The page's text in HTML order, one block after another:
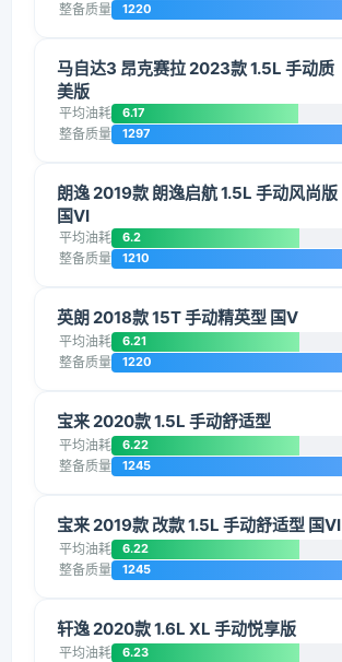
整备质量 1220
马自达3 昂克赛拉 2023款 1.5L 手动质
美版
平均油耗 6.17
整备质量 1297
朗逸 2019款 朗逸启航 1.5L 手动风尚版
国VI
平均油耗 6.2
整备质量 1210
英朗 2018款 15T 手动精英型 国V
平均油耗 6.21
整备质量 1220
宝来 2020款 1.5L 手动舒适型
平均油耗 6.22
整备质量 1245
宝来 2019款 改款 1.5L 手动舒适型 国VI
平均油耗 6.22
整备质量 1245
轩逸 2020款 1.6L XL 手动悦享版
平均油耗 6.23